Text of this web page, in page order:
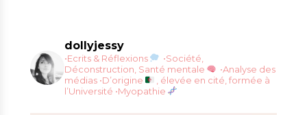
dollyjessy
•Ecrits & Réflexions
•Société,
Déconstruction, Santé mentale
•Analyse des
médias •D’origine
, élevée en cité, formée à
l’Université •Myopathie